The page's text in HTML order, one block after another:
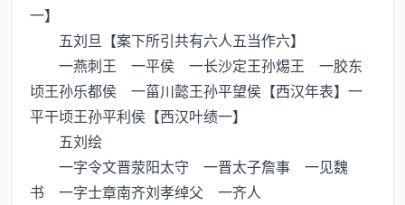
一】
五刘旦【案下所引共有六人五当作六】
一燕刺王 一平侯 一长沙定王孙焬王 一胶东
顷王孙乐都侯 一菑川懿王孙平望侯【西汉年表】一
平干顷王孙平利侯【西汉叶绩一】
五刘绘
一字令文晋荥阳太守 一晋太子詹事 一见魏
书 一字士章南齐刘孝绰父 一齐人